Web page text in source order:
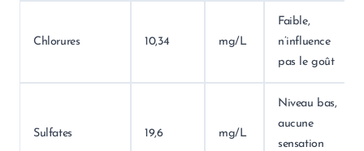
Chlorures 10,34 mg/L
Faible,
n’influence
pas le goût
Sulfates 19,6 mg/L
Niveau bas,
aucune
sensation